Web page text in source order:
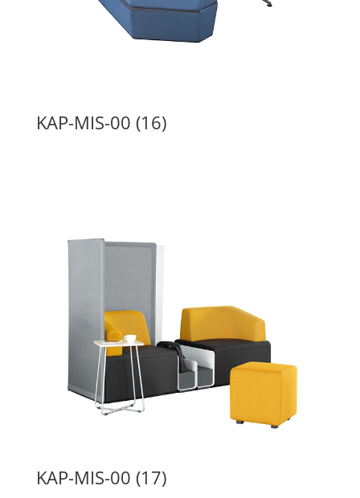
KAP-MIS-00 (16)
KAP-MIS-00 (17)